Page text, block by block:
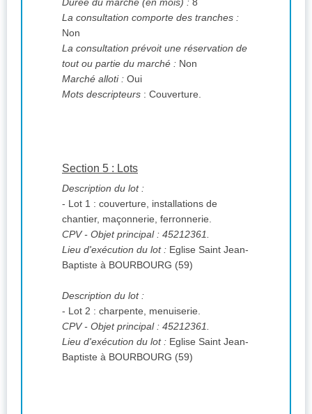
Durée du marché (en mois) : 8
La consultation comporte des tranches :
Non
La consultation prévoit une réservation de
tout ou partie du marché : Non
Marché alloti : Oui
Mots descripteurs : Couverture.
Section 5 : Lots
Description du lot :
- Lot 1 : couverture, installations de
chantier, maçonnerie, ferronnerie.
CPV- Objet principal : 45212361.
Lieu d'exécution du lot : Eglise Saint Jean-
Baptiste à BOURBOURG (59)
Description du lot :
- Lot 2 : charpente, menuiserie.
CPV- Objet principal : 45212361.
Lieu d'exécution du lot : Eglise Saint Jean-
Baptiste à BOURBOURG (59)